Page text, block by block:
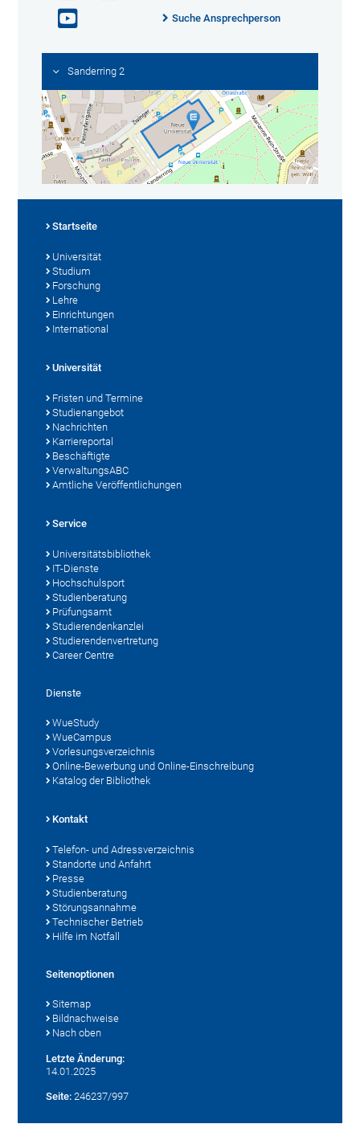
Suche Ansprechperson
Sanderring 2
Startseite
Universität
Studium
Forschung
Lehre
Einrichtungen
International
Universität
Fristen und Termine
Studienangebot
Nachrichten
Karriereportal
Beschäftigte
VerwaltungsABC
Amtliche Veröffentlichungen
Service
Universitätsbibliothek
IT-Dienste
Hochschulsport
Studienberatung
Prüfungsamt
Studierendenkanzlei
Studierendenvertretung
Career Centre
Dienste
WueStudy
WueCampus
Vorlesungsverzeichnis
Online-Bewerbung und Online-Einschreibung
Katalog der Bibliothek
Kontakt
Telefon- und Adressverzeichnis
Standorte und Anfahrt
Presse
Studienberatung
Störungsannahme
Technischer Betrieb
Hilfe im Notfall
Seitenoptionen
Sitemap
Bildnachweise
Nach oben
Letzte Änderung:
14.01.2025
Seite: 246237/997